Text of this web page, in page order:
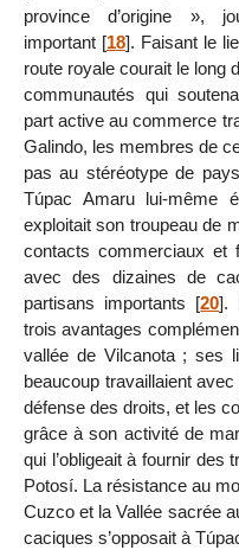
province d’origine »,
important [18]. Faisant le
route royale courait le long
communautés qui
part active au commerce
Galindo, les membres de
pas au stéréotype de
Túpac Amaru lui-même
exploitait son troupeau de
contacts commerciaux et
avec des dizaines de
partisans importants [20].
trois avantages
vallée de Vilcanota ; ses
beaucoup travaillaient
défense des droits, et les
grâce à son activité de
qui l’obligeait à fournir des
Potosí. La résistance au
Cuzco et la Vallée sacrée
caciques s’opposait à